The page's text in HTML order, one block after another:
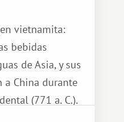
vietnamita:
bebidas
de Asia, y sus
a China durante
(771 a. C.).
vino no se